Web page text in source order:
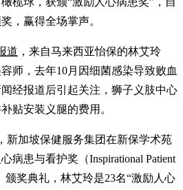
，赢得全场掌声。
道 ，来自马来西亚怡保的林艾玲
容师，去年10月因细菌感染导致败血
经报道后引起关注，狮子义肢中心
贴安装义腿的费用。
新加坡保健服务集团在新保学术苑
病患与看护奖（Inspirational Patient
颁奖典礼，林艾玲是23名“激励人心